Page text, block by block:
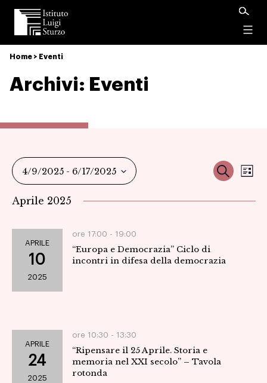
Istituto
Luigi
Sturzo
Home > Eventi
Archivi: Eventi
viste
Cerca
4/9/2025 - 6/17/2025
la
Aprile 2025
APRILE
10
2025
ore 17:00 - 19:00
“Europa e Democrazia” Ciclo di
incontri in difesa della democrazia
APRILE
24
2025
ore 10:30 - 13:30
“Ripensare il 25 Aprile. Storia e
memoria nel XXI secolo” – Tavola
rotonda